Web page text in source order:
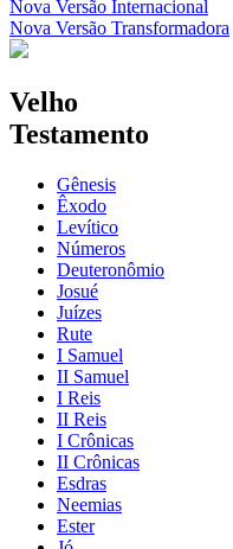
Nova Versão Internacional
Nova Versão Transformadora
Velho
Testamento
Gênesis
Êxodo
Levítico
Números
Deuteronômio
Josué
Juízes
Rute
I Samuel
II Samuel
I Reis
II Reis
I Crônicas
II Crônicas
Esdras
Neemias
Ester